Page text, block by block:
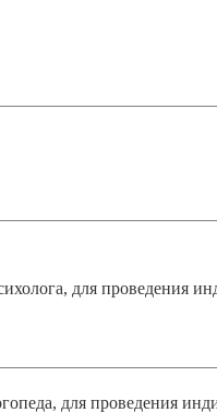
для проведения
для проведения